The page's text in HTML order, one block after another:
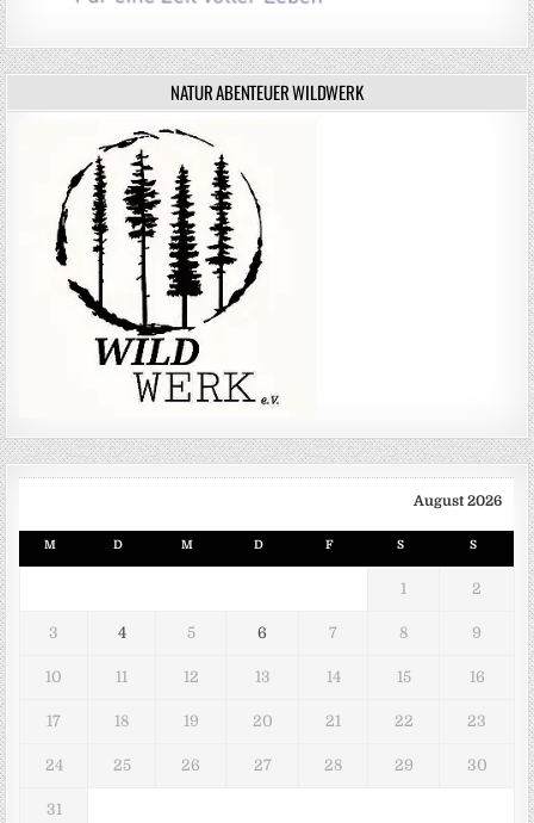
NATUR ABENTEUER WILDWERK
August 2026
M D M D F S S
1 2
3 4 5 6 7 8 9
10 11 12 13 14 15 16
17 18 19 20 21 22 23
24 25 26 27 28 29 30
31